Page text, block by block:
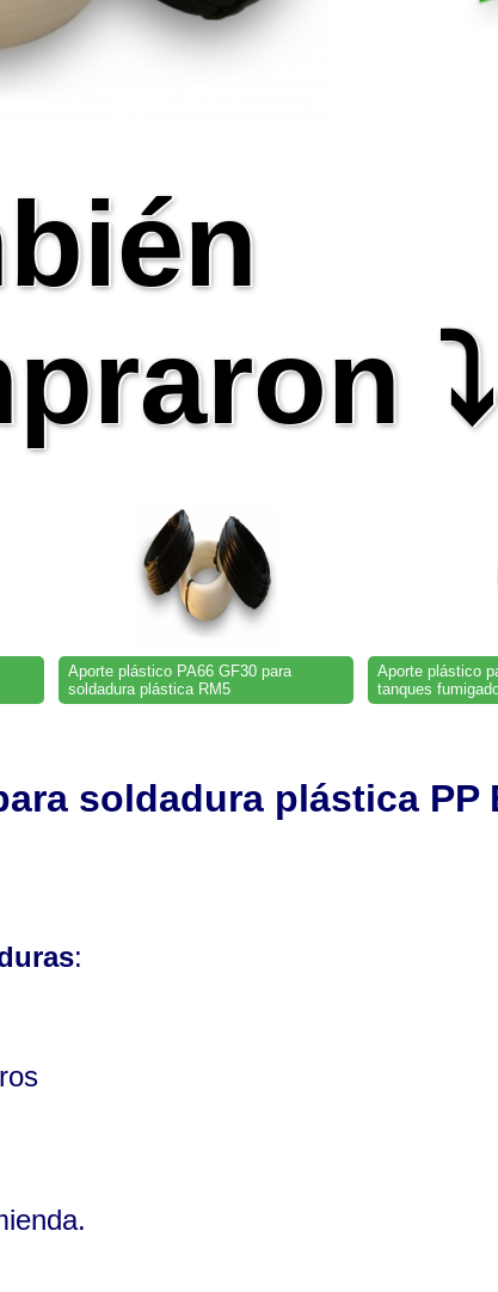
⤵
Aporte plástico PA66 GF30 para
soldadura plástica RM5
Aporte plástico
tanques
soldadura plástica PP
: